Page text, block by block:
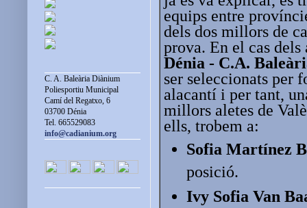
equips entre
dels dos millors de
prova. En el cas dels
Dénia - C.A.
ser seleccionats per
alacantí i per tant,
millors aletes de
ells, trobem a:
Sofia Martínez
posició.
Ivy Sofia Van
C. A. Baleària Diànium
Poliesportiu Municipal
Camí del Regatxo, 6
03700 Dénia
Tel. 665529083
info@cadianium.org